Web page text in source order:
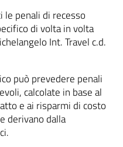
penali di recesso
di volta in volta
Int. Travel c.d.
può prevedere penali
calcolate in base al
e ai risparmi di costo
derivano dalla